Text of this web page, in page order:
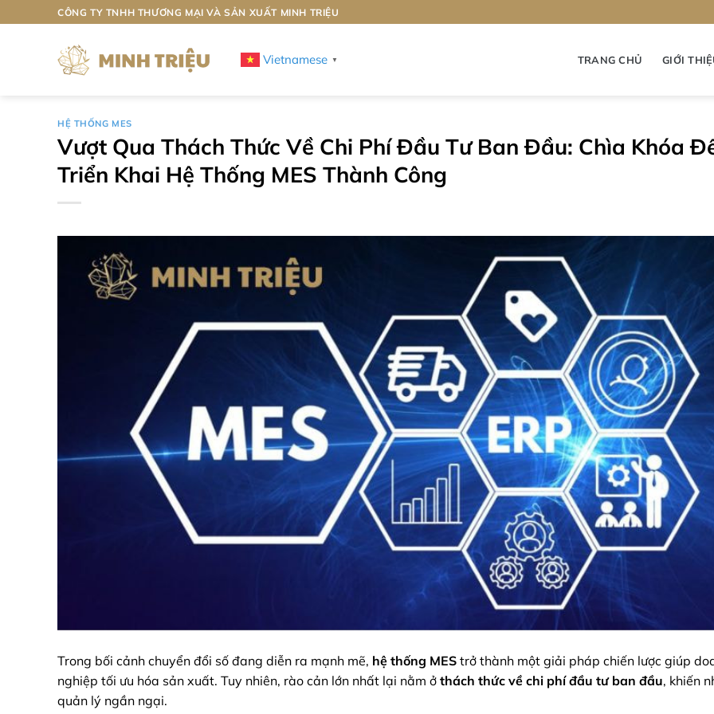
qua
CÔNG TY TNHH THƯƠNG MẠI VÀ SẢN XUẤT MINH TRIỆU
Vietnamese ▼ TRANG CHỦ GIỚI
HỆ THỐNG MES
Vượt Qua Thách Thức Về Chi Phí Đầu Tư Ban Đầu: Chìa Khóa
Triển Khai Hệ Thống MES Thành Công
Trong bối cảnh chuyển đổi số đang diễn ra mạnh mẽ, hệ thống MES trở thành một giải pháp chiến lược giúp
nghiệp tối ưu hóa sản xuất. Tuy nhiên, rào cản lớn nhất lại nằm ở thách thức về chi phí đầu tư ban đầu, khiến
quản lý ngần ngại.